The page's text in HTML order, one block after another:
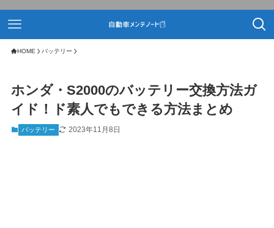
HOME バッテリー
ホンダ・S2000のバッテリー交換方法ガ
イド！ド素人でもできる方法まとめ
バッテリー 2023年11月8日